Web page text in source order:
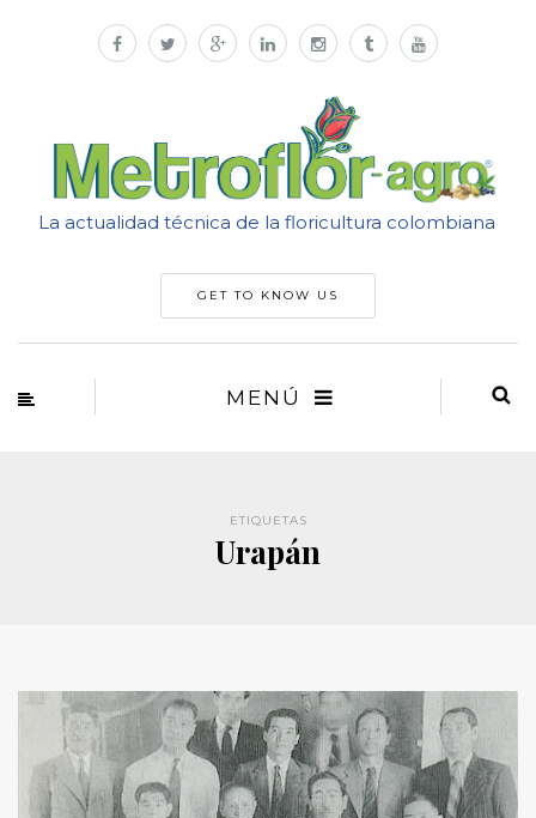
La actualidad técnica de la floricultura colombiana
GET TO KNOW US
MENÚ
ETIQUETAS
Urapán